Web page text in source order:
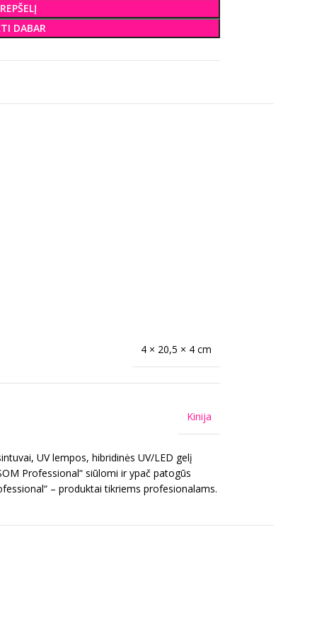
DABAR
4 × 20,5 × 4 cm
Kinija
UV lempos, hibridinės UV/LED gelį
Professional“ siūlomi ir ypač patogūs
– produktai tikriems profesionalams.